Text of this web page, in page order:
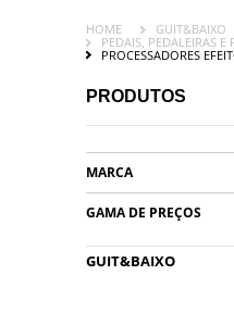
HOME
GUIT&BAIXO
PEDAIS, PEDALEIRAS E
PROCESSADORES
PRODUTOS
MARCA
GAMA DE PREÇOS
GUIT&BAIXO